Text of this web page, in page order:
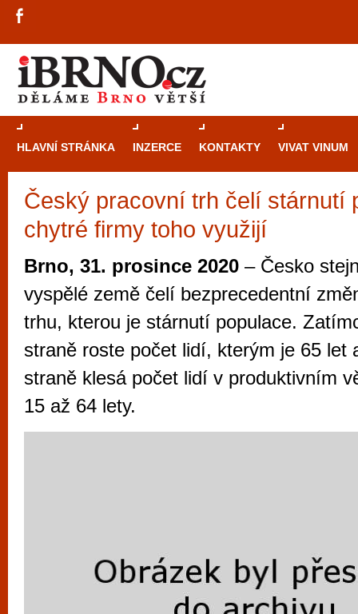
HLAVNÍ STRÁNKA INZERCE KONTAKTY VIVAT VINUM
Český pracovní trh čelí stárnutí
chytré firmy toho využijí
Brno, 31. prosince 2020 – Česko
vyspělé země čelí bezprecedentní
trhu, kterou je stárnutí populace.
straně roste počet lidí, kterým je 65 let
straně klesá počet lidí v produktivním
15 až 64 lety.
Průvodce
Brně: Od
automaty
Brno je
zajímavé
restaurace,
Mimo jiné je ale také místem, kde si
vyzkoušet různé kasinové hry. V
metropoli naleznete širokou nabídku her
po moderní automaty jak pro pravidelné
příležitostné hráče. V...